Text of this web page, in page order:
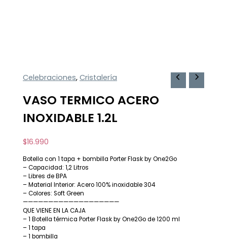
Celebraciones,Cristalería
VASO TERMICO ACERO
INOXIDABLE 1.2L
$16.990
Botella con 1 tapa + bombilla Porter Flask by One2Go
– Capacidad: 1,2 Litros
– Libres de BPA
– Material Interior: Acero 100% inoxidable 304
– Colores: Soft Green
———————————————————
QUE VIENE EN LA CAJA
– 1 Botella térmica Porter Flask by One2Go de 1200 ml
– 1 tapa
– 1 bombilla